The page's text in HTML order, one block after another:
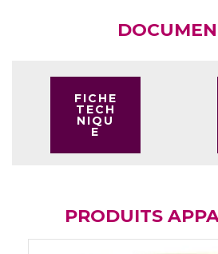
FICHE
TECH
NIQU
E
PRODUITS